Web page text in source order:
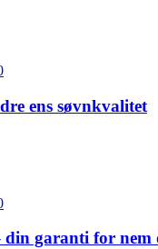
ens søvnkvalitet
din garanti for